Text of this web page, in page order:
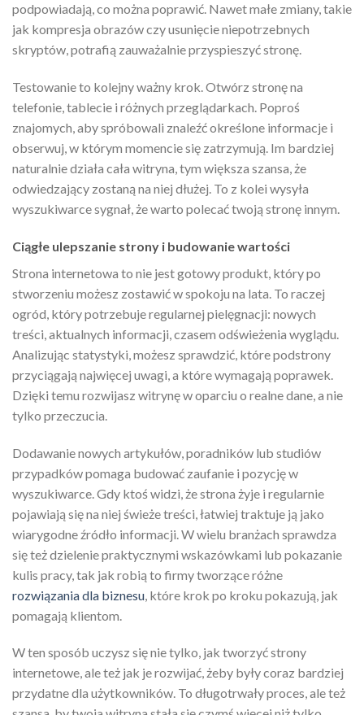
podpowiadają, co można poprawić. Nawet małe zmiany, takie
jak kompresja obrazów czy usunięcie niepotrzebnych
skryptów, potrafią zauważalnie przyspieszyć stronę.
Testowanie to kolejny ważny krok. Otwórz stronę na
telefonie, tablecie i różnych przeglądarkach. Poproś
znajomych, aby spróbowali znaleźć określone informacje i
obserwuj, w którym momencie się zatrzymują. Im bardziej
naturalnie działa cała witryna, tym większa szansa, że
odwiedzający zostaną na niej dłużej. To z kolei wysyła
wyszukiwarce sygnał, że warto polecać twoją stronę innym.
Ciągłe ulepszanie strony i budowanie wartości
Strona internetowa to nie jest gotowy produkt, który po
stworzeniu możesz zostawić w spokoju na lata. To raczej
ogród, który potrzebuje regularnej pielęgnacji: nowych
treści, aktualnych informacji, czasem odświeżenia wyglądu.
Analizując statystyki, możesz sprawdzić, które podstrony
przyciągają najwięcej uwagi, a które wymagają poprawek.
Dzięki temu rozwijasz witrynę w oparciu o realne dane, a nie
tylko przeczucia.
Dodawanie nowych artykułów, poradników lub studiów
przypadków pomaga budować zaufanie i pozycję w
wyszukiwarce. Gdy ktoś widzi, że strona żyje i regularnie
pojawiają się na niej świeże treści, łatwiej traktuje ją jako
wiarygodne źródło informacji. W wielu branżach sprawdza
się też dzielenie praktycznymi wskazówkami lub pokazanie
kulis pracy, tak jak robią to firmy tworzące różne
rozwiązania dla biznesu , które krok po kroku pokazują, jak
pomagają klientom.
W ten sposób uczysz się nie tylko, jak tworzyć strony
internetowe, ale też jak je rozwijać, żeby były coraz bardziej
przydatne dla użytkowników. To długotrwały proces, ale też